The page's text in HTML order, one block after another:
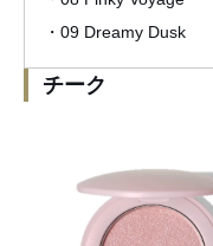
・09 Dreamy Dusk
チーク